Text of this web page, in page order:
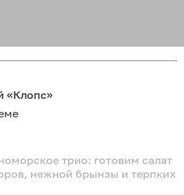
«Клопс»
трио: готовим салат
нежной брынзы и терпких